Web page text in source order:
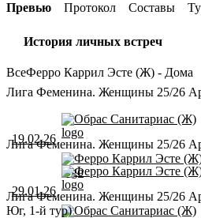
Превью Протокол Составы
История личных встреч
ВсеФерро Каррил Эсте (Ж) - Дома
Лига Феменина. Женщины 25/26
19.02.26
Обрас Санитариас (Ж)
Ферро Каррил Эсте
Лига Феменина. Женщины 25/26
29.01.26
Ферро Каррил Эсте
Обрас Санитариас (Ж)
Лига Феменина. Женщины 25/26
Юг, 1-й тур)